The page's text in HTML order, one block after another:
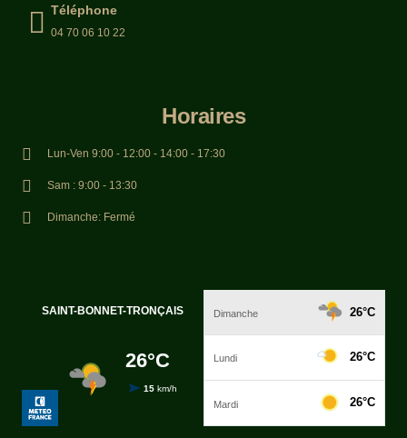
Téléphone
04 70 06 10 22
Horaires
Lun-Ven 9:00 - 12:00 - 14:00 - 17:30
Sam : 9:00 - 13:30
Dimanche: Fermé